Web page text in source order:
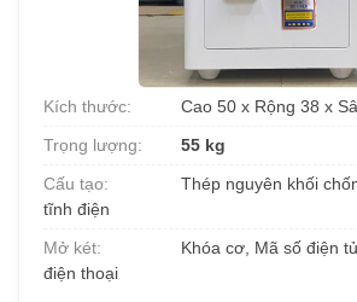
Kích thước:
Cao 50 x Rộng 38 x
Trọng lượng:
55 kg
Cấu tạo:
Thép nguyên khối
tĩnh điện
Mở két:
Khóa cơ, Mã số điện
điện thoại